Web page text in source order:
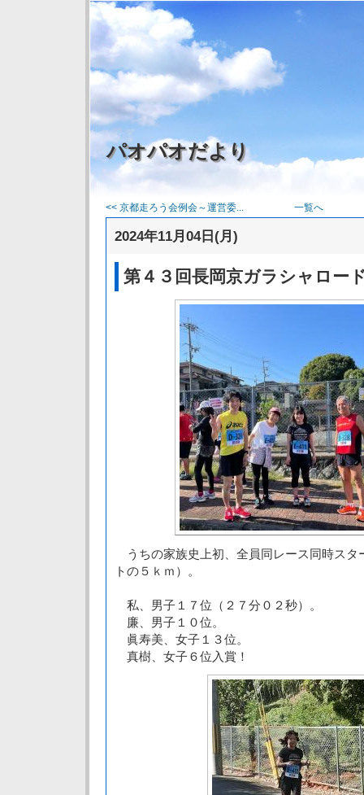
パオパオだより
<< 京都走ろう会例会～運営委... 一覧へ
2024年11月04日(月)
第４３回長岡京ガラシャロー
うちの家族史上初、全員同レース同時スタ
トの５ｋｍ）。
私、男子１７位（２７分０２秒）。
廉、男子１０位。
眞寿美、女子１３位。
真樹、女子６位入賞！